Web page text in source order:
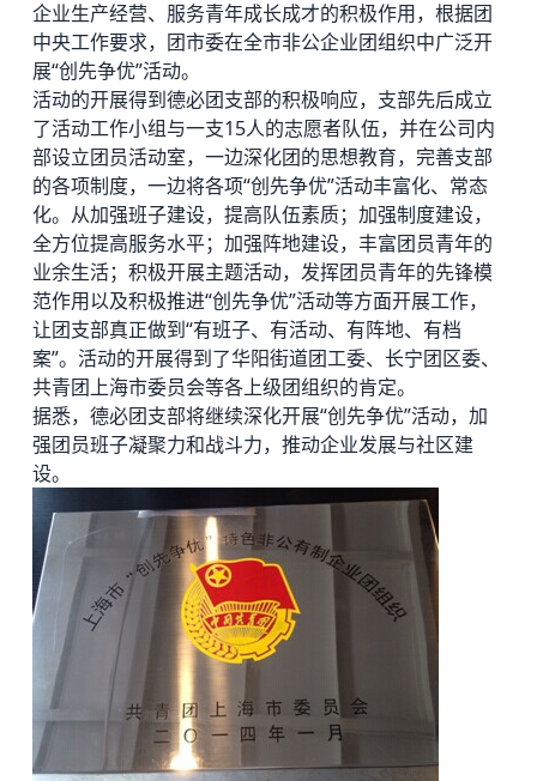
企业生产经营、服务青年成长成才的积极作用，根据团
中央工作要求，团市委在全市非公企业团组织中广泛开
展“创先争优”活动。
活动的开展得到德必团支部的积极响应，支部先后成立
了活动工作小组与一支15人的志愿者队伍，并在公司内
部设立团员活动室，一边深化团的思想教育，完善支部
的各项制度，一边将各项“创先争优”活动丰富化、常态
化。从加强班子建设，提高队伍素质；加强制度建设，
全方位提高服务水平；加强阵地建设，丰富团员青年的
业余生活；积极开展主题活动，发挥团员青年的先锋模
范作用以及积极推进“创先争优”活动等方面开展工作，
让团支部真正做到“有班子、有活动、有阵地、有档
案”。活动的开展得到了华阳街道团工委、长宁团区委、
共青团上海市委员会等各上级团组织的肯定。
据悉，德必团支部将继续深化开展“创先争优”活动，加
强团员班子凝聚力和战斗力，推动企业发展与社区建
设。